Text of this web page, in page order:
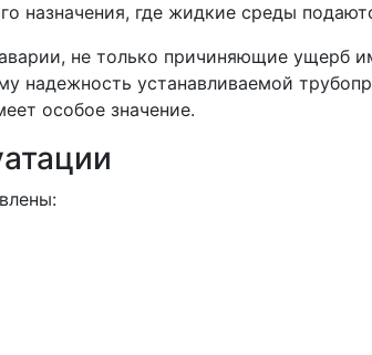
назначения, где жидкие среды
не только причиняющие ущерб
надежность устанавливаемой
особое значение.